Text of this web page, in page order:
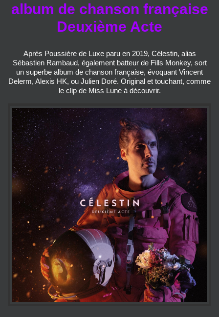
album de chanson française
Deuxième Acte
Après Poussière de Luxe paru en 2019, Célestin, alias
Sébastien Rambaud, également batteur de Fills Monkey, sort
un superbe album de chanson française, évoquant Vincent
Delerm, Alexis HK, ou Julien Doré. Original et touchant, comme
le clip de Miss Lune à découvrir.